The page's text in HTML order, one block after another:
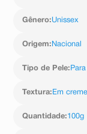
amido de
ascorbila de
Gênero:Unissex
Origem: Nacional
Tipo de Pele:
Textura: Em creme
Quantidade:100g